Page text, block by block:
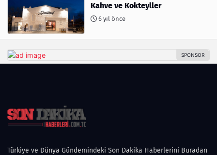
Kahve ve Kokteyller
6 yıl önce
Türkiye ve Dünya Gündemindeki Son Dakika Haberlerini Buradan